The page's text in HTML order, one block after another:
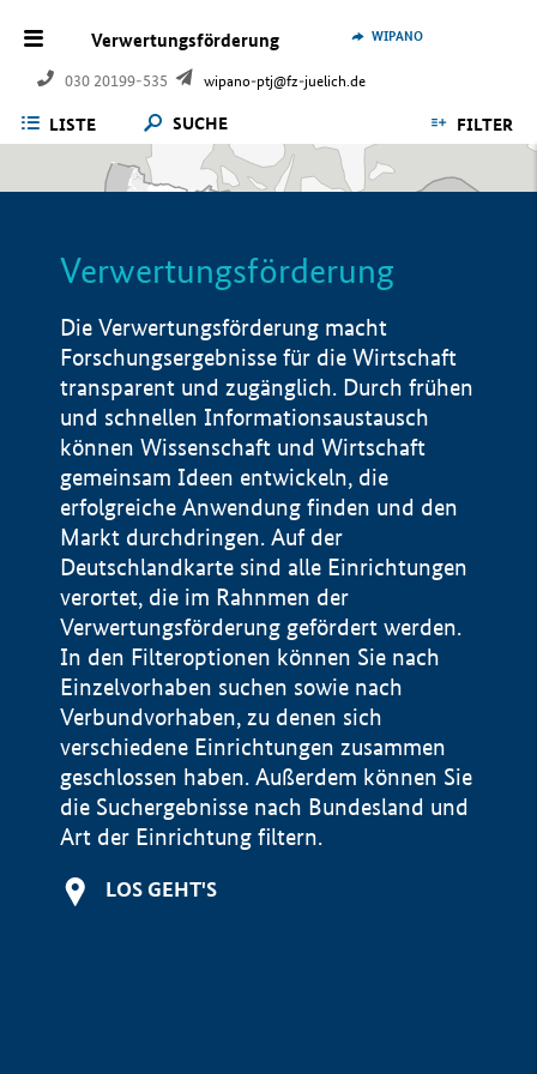
Verwertungsförderung
030 20199-535 wipano-ptj@fz-juelich.de
WIPANO
LISTE SUCHE FILTER
Verwertungsförderung
Die Verwertungsförderung macht
Forschungsergebnisse für die Wirtschaft
transparent und zugänglich. Durch frühen
und schnellen Informationsaustausch
können Wissenschaft und Wirtschaft
gemeinsam Ideen entwickeln, die
erfolgreiche Anwendung finden und den
Markt durchdringen. Auf der
Deutschlandkarte sind alle Einrichtungen
verortet, die im Rahnmen der
Verwertungsförderung gefördert werden.
In den Filteroptionen können Sie nach
Einzelvorhaben suchen sowie nach
Verbundvorhaben, zu denen sich
verschiedene Einrichtungen zusammen
geschlossen haben. Außerdem können Sie
die Suchergebnisse nach Bundesland und
Art der Einrichtung filtern.
LOS GEHT'S